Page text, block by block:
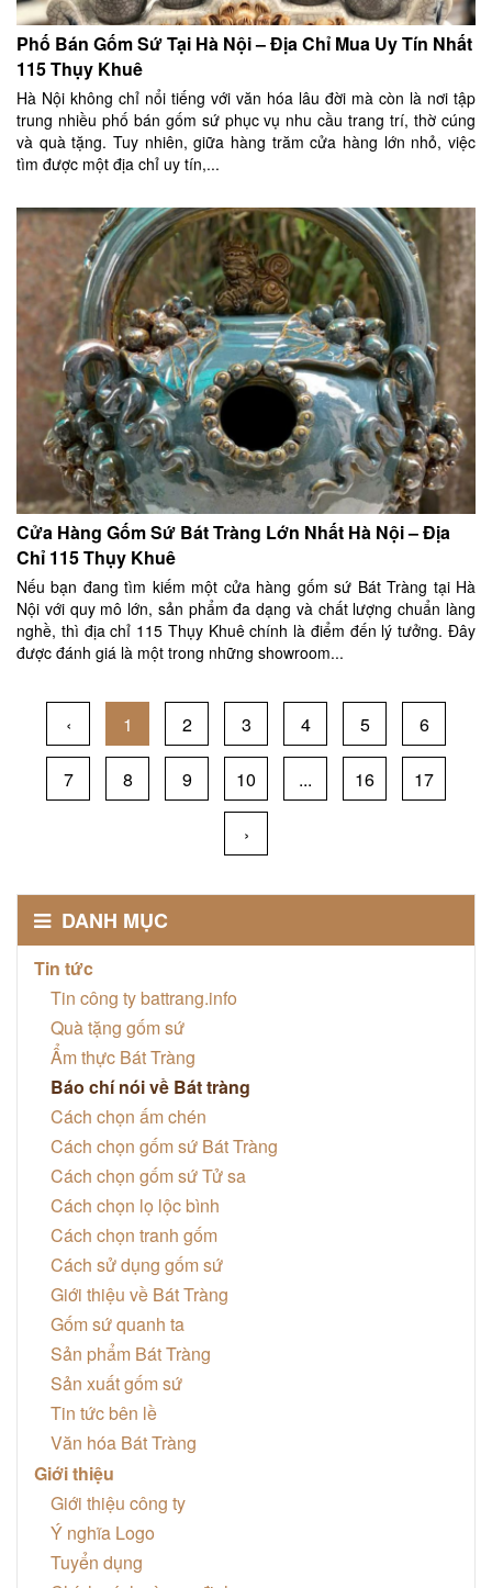
Phố Bán Gốm Sứ Tại Hà Nội – Địa Chỉ Mua Uy Tín Nhất
115 Thụy Khuê
Hà Nội không chỉ nổi tiếng với văn hóa lâu đời mà còn là nơi tập
trung nhiều phố bán gốm sứ phục vụ nhu cầu trang trí, thờ cúng
và quà tặng. Tuy nhiên, giữa hàng trăm cửa hàng lớn nhỏ, việc
tìm được một địa chỉ uy tín,...
Cửa Hàng Gốm Sứ Bát Tràng Lớn Nhất Hà Nội – Địa
Chỉ 115 Thụy Khuê
Nếu bạn đang tìm kiếm một cửa hàng gốm sứ Bát Tràng tại Hà
Nội với quy mô lớn, sản phẩm đa dạng và chất lượng chuẩn làng
nghề, thì địa chỉ 115 Thụy Khuê chính là điểm đến lý tưởng. Đây
được đánh giá là một trong những showroom...
‹ 1 2 3 4 5 6
7 8 9 10 ... 16 17
›
DANH MỤC
Tin tức
Tin công ty battrang.info
Quà tặng gốm sứ
Ẩm thực Bát Tràng
Báo chí nói về Bát tràng
Cách chọn ấm chén
Cách chọn gốm sứ Bát Tràng
Cách chọn gốm sứ Tử sa
Cách chọn lọ lộc bình
Cách chọn tranh gốm
Cách sử dụng gốm sứ
Giới thiệu về Bát Tràng
Gốm sứ quanh ta
Sản phẩm Bát Tràng
Sản xuất gốm sứ
Tin tức bên lề
Văn hóa Bát Tràng
Giới thiệu
Giới thiệu công ty
Ý nghĩa Logo
Tuyển dụng